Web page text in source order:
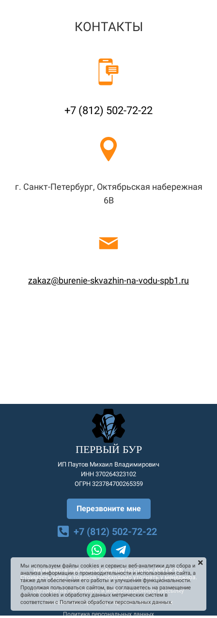
КОНТАКТЫ
+7 (812) 502-72-22
г. Санкт-Петербург, Октябрьская набережная
6В
zakaz@burenie-skvazhin-na-vodu-spb1.ru
ПЕРВЫЙ БУР
ИП Паутов Михаил Владимирович
ИНН 370264323102
ОГРН 323784700265359
Перезвоните мне
+7 (812) 502-72-22
Не является публичной офертой по статье 495 ГК РФ.
Стоимость услуг и товаров необходимо уточнять у менеджера.
Согласие на рекламную и информационную рассылку
Согласие на обработку персональных данных
Политика персональных данных
Мы используем файлы cookies и сервисы веб-аналитики для сбора и
анализа информации о производительности и использовании сайта, а
также для обеспечения его работы и улучшения функциональности.
Продолжая пользоваться сайтом, вы соглашаетесь на размещение
файлов cookies и обработку данных метрических систем в
соответствии с Политикой обработки персональных данных.